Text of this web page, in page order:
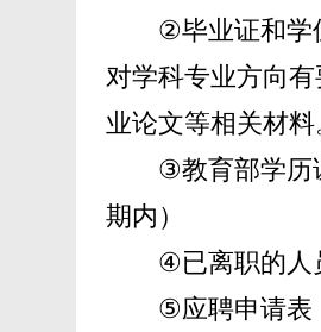
②毕业证和学
对学科专业方向
业论文等相关材料
③教育部学历
期内 ）
④已离职的
⑤应聘申请表